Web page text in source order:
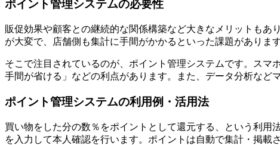
ポイント管理システムの必要性
販促効果や顧客との継続的な関係構築など大きなメリットも
が大変で、店舗側も集計に手間がかかるといった課題があります
そこで注目されているのが、ポイント管理システムです。ス
手間が省ける」などの利点があります。また、データ分析など
ポイント管理システムの利用例・活用法
買い物をした分の数％をポイントとして還元する、という利
を入力して本人確認を行います。ポイントは自動で集計・掲載